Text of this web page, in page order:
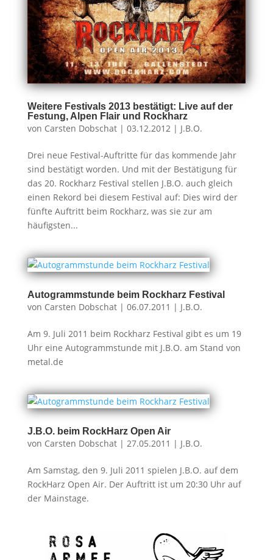
Weitere Festivals 2013 bestätigt: Live auf der
Festung, Alpen Flair und Rockharz
von Carsten Dobschat| 03.12.2012| J.B.O.
Drei neue Festival-Auftritte für das kommende Jahr
sind bestätigt worden. Und mit der Bestätigung für
das 20. Rockharz Festival stellen J.B.O. auch gleich
einen Rekord bei diesem Festival auf: Dies wird der
fünfte Auftritt beim Rockharz, was sie zur am
häufigsten...
Autogrammstunde beim Rockharz Festival
von Carsten Dobschat| 06.07.2011 | J.B.O.
Am 9. Juli 2011 beim Rockharz Festival gibt es um 19
Uhr eine Autogrammstunde mit J.B.O. am Stand von
metal.de
J.B.O. beim RockHarz Open Air
von Carsten Dobschat| 27.05.2011 | J.B.O.
Am Samstag, den 9. Juli 2011 spielen J.B.O. auf dem
RockHarz Open Air. Der Auftritt ist um 20:30 Uhr auf
der Mainstage.